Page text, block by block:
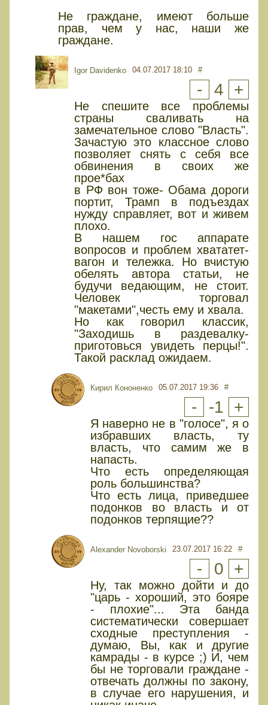
Не граждане, имеют больше
прав, чем у нас, наши же
граждане.
Igor Davidenko 04.07.2017 18:10 #
- 4 +
Не спешите все проблемы
страны сваливать на
замечательное слово "Власть".
Зачастую это классное слово
позволяет снять с себя все
обвинения в своих же
прое*бах
в РФ вон тоже- Обама дороги
портит, Трамп в подъездах
нужду справляет, вот и живем
плохо.
В нашем гос аппарате
вопросов и проблем хвататет-
вагон и тележка. Но вчистую
обелять автора статьи, не
будучи ведающим, не стоит.
Человек торговал
"макетами",честь ему и хвала.
Но как говорил классик,
"Заходишь в раздевалку-
приготовься увидеть перцы!".
Такой расклад ожидаем.
Кирил Кононенко 05.07.2017 19:36 #
- -1 +
Я наверно не в "голосе", я о
избравших власть, ту
власть, что самим же в
напасть.
Что есть определяющая
роль большинства?
Что есть лица, приведшее
подонков во власть и от
подонков терпящие??
Alexander Novoborski 23.07.2017 16:22 #
- 0 +
Ну, так можно дойти и до
"царь - хороший, это бояре
- плохие"... Эта банда
систематически совершает
сходные преступления -
думаю, Вы, как и другие
камрады - в курсе ;) И, чем
бы не торговали граждане -
отвечать должны по закону,
в случае его нарушения, и